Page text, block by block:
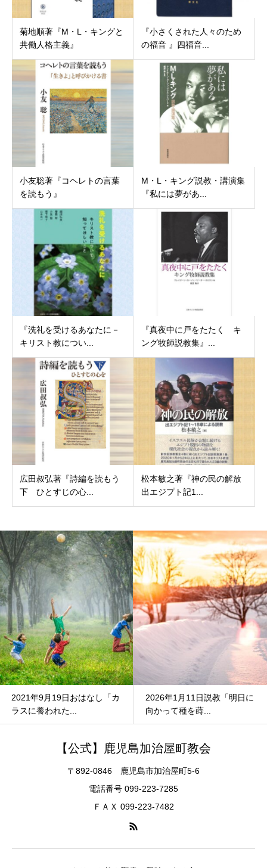
菊地順著『M・L・キングと
共働人格主義』
『小さくされた人々のため
の福音 』四福音...
小友聡著『コヘレトの言葉
を読もう』
M・L・キング説教・講演集
『私には夢があ...
『洗礼を受けるあなたに－
キリスト教につい...
『真夜中に戸をたたく キ
ング牧師説教集』...
広田叔弘著『詩編を読もう
下 ひとすじの心...
松本敏之著『神の民の解放
出エジプト記1...
2021年9月19日おはなし「カ
ラスに養われた...
2026年1月11日説教「明日に
向かって種を蒔...
【公式】鹿児島加治屋町教会
〒892-0846 鹿児島市加治屋町5-6
電話番号 099-223-7285
ＦＡＸ 099-223-7482